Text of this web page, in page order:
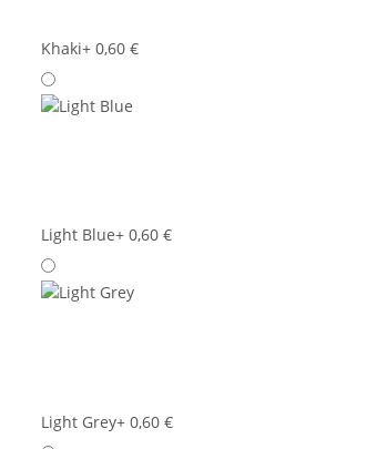
Khaki+ 0,60 €
Light Blue+ 0,60 €
Light Grey+ 0,60 €